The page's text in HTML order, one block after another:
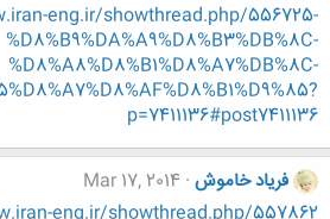
eng.ir/showthread.php/556725-
%D8%B9%DA%A9%D8%B3%DB%8C-
%D8%A8%D8%B1%D8%A7%DB%8C-
p=7411136#post7411136
فریاد خاموش Mar 17, 2014